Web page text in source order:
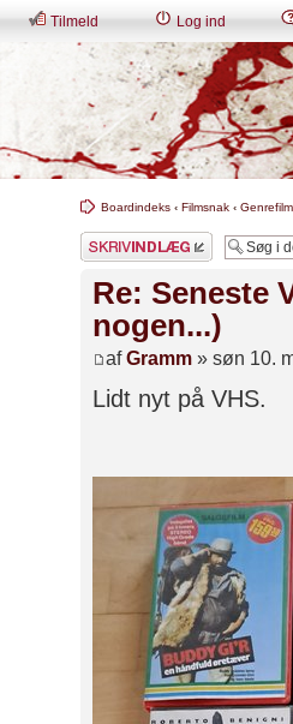
Tilmeld Log ind
Boardindeks ‹ Filmsnak ‹ Genrefilm
Skriv et svar
Re: Seneste
nogen...)
afGramm » søn 10.
Lidt nyt på VHS.